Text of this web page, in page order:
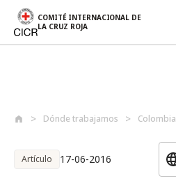
COMITÉ INTERNACIONAL DE
LA CRUZ ROJA
Dónde trabajamos Colombia
Artículo 17-06-2016